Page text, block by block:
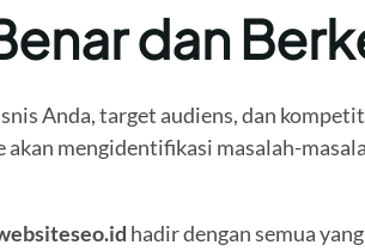
dan
Anda, target audiens, dan
mengidentifikasi masalah-
hadir dengan semua